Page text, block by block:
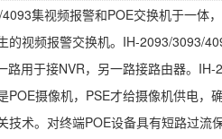
集视频报警和POE交换机于一体
的视频报警交换机。IH-2093/3093/
路用于接NVR，另一路接路由器。
POE摄像机，PSE才给摄像机供电
技术。对终端POE设备具有短路过